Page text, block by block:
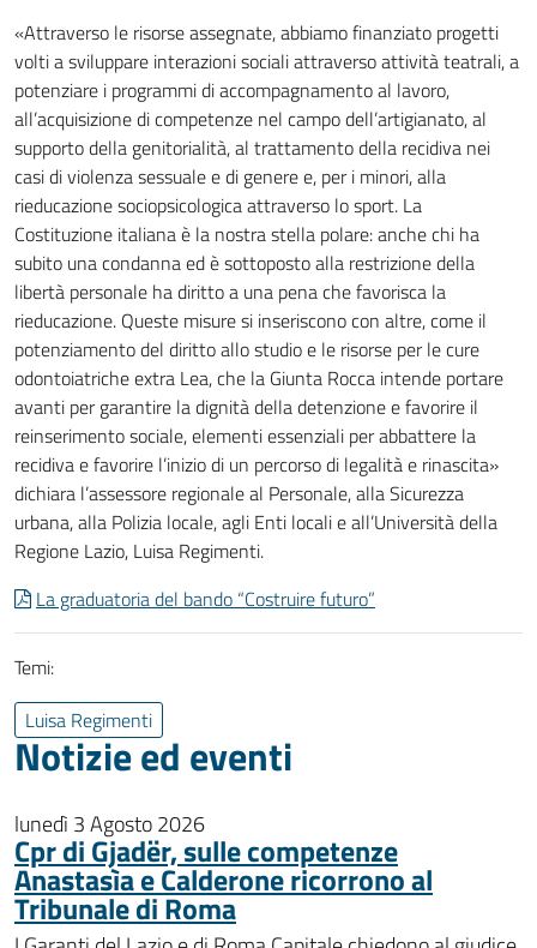
«Attraverso le risorse assegnate, abbiamo finanziato progetti
volti a sviluppare interazioni sociali attraverso attività teatrali, a
potenziare i programmi di accompagnamento al lavoro,
all’acquisizione di competenze nel campo dell’artigianato, al
supporto della genitorialità, al trattamento della recidiva nei
casi di violenza sessuale e di genere e, per i minori, alla
rieducazione sociopsicologica attraverso lo sport. La
Costituzione italiana è la nostra stella polare: anche chi ha
subito una condanna ed è sottoposto alla restrizione della
libertà personale ha diritto a una pena che favorisca la
rieducazione. Queste misure si inseriscono con altre, come il
potenziamento del diritto allo studio e le risorse per le cure
odontoiatriche extra Lea, che la Giunta Rocca intende portare
avanti per garantire la dignità della detenzione e favorire il
reinserimento sociale, elementi essenziali per abbattere la
recidiva e favorire l’inizio di un percorso di legalità e rinascita»
dichiara l’assessore regionale al Personale, alla Sicurezza
urbana, alla Polizia locale, agli Enti locali e all’Università della
Regione Lazio, Luisa Regimenti.
La graduatoria del bando “Costruire futuro”
Temi:
Luisa Regimenti
Notizie ed eventi
lunedì 3 Agosto 2026
Cpr di Gjadër, sulle competenze
Anastasìa e Calderone ricorrono al
Tribunale di Roma